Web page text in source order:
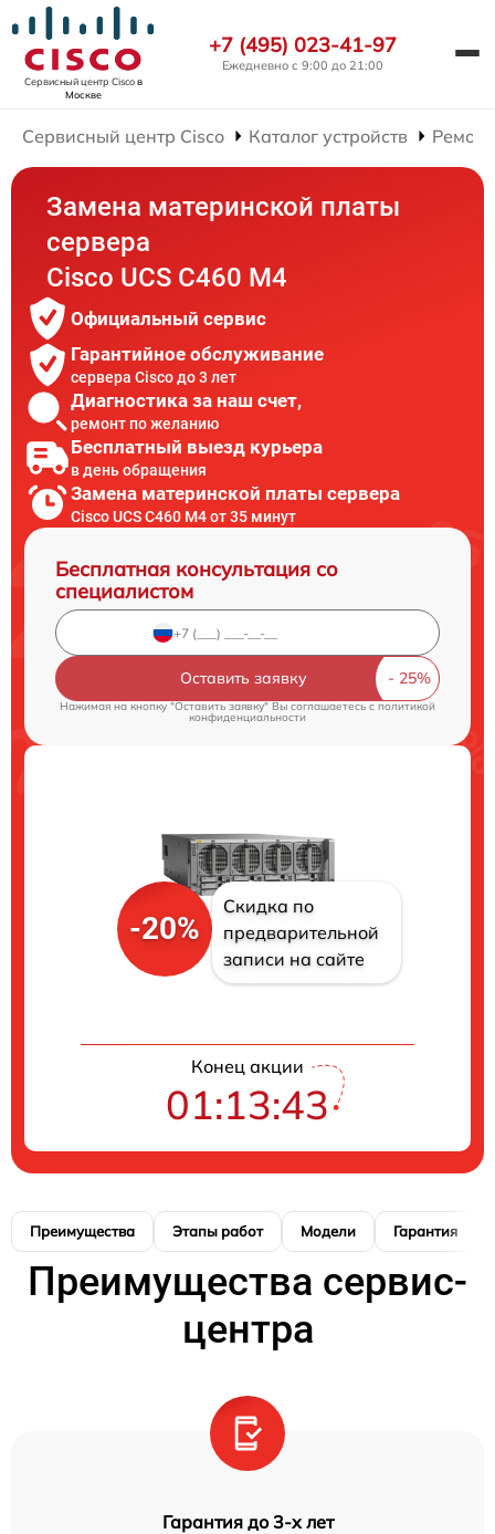
Сервисный центр Ciscoв
Москве
+7 (495) 023-41-97
Ежедневно с 9:00 до 21:00
Сервисный центр Cisco Каталог устройств
Замена материнской платы
сервера
Cisco UCS C460 M4
Официальный сервис
Гарантийное обслуживание
сервера Cisco до 3 лет
Диагностика за наш счет,
ремонт по желанию
Бесплатный выезд курьера
в день обращения
Замена материнской платы сервера
Cisco UCS C460 M4 от 35 минут
Бесплатная консультация со
специалистом
Оставить заявку
Нажимая на кнопку "Оставить заявку" Вы соглашаетесь cполитикой
конфиденциальности
-20%
Скидка по
предварительной
записи на сайте
Конец акции
01:13:42
Преимущества Этапы работ Модели Гарантия
Преимущества сервис-
центра
Гарантия до 3-х лет